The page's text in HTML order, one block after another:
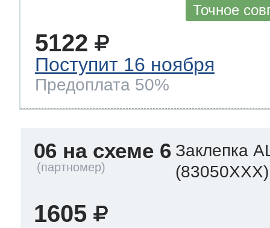
Точное
5122
Поступит 16 ноября
Предоплата 50%
06 на схеме 6 Заклепка
(83050XXX)
1605